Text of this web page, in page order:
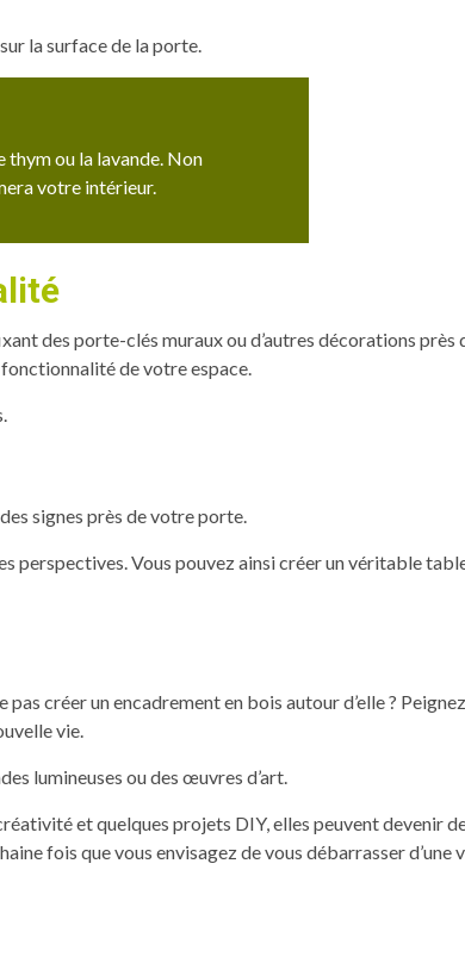
la surface de la porte.
thym ou la lavande. Non
votre intérieur.
des porte-clés muraux ou d’autres décorations près
de votre espace.
signes près de votre porte.
perspectives. Vous pouvez ainsi créer un véritable
créer un encadrement en bois autour d’elle ?
vie.
lumineuses ou des œuvres d’art.
et quelques projets DIY, elles peuvent devenir
fois que vous envisagez de vous débarrasser d’une